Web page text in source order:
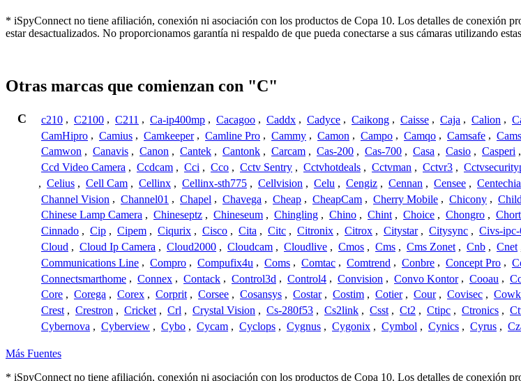
* iSpyConnect no tiene afiliación, conexión ni asociación con los productos de Copa 10. Los detalles de conexión
estar desactualizados. No proporcionamos garantía ni respaldo de que pueda conectarse a sus cámaras utilizando
Otras marcas que comienzan con "C"
C c210 , C2100 , C211 , Ca-ip400mp , Cacagoo , Caddx , Cadyce , Caikong , Caisse , Caja , Calion ,
CamHipro , Camius , Camkeeper , Camline Pro , Cammy , Camon , Campo , Camqo , Camsafe ,
Camwon , Canavis , Canon , Cantek , Cantonk , Carcam , Cas-200 , Cas-700 , Casa , Casio , Casperi ,
Ccd Video Camera , Ccdcam , Cci , Cco , Cctv Sentry , Cctvhotdeals , Cctvman , Cctvr3 ,
, Celius , Cell Cam , Cellinx , Cellinx-sth775 , Cellvision , Celu , Cengiz , Cennan , Censee , Centechia
Channel Vision , Channel01 , Chapel , Chavega , Cheap , CheapCam , Cherry Mobile , Chicony ,
Chinese Lamp Camera , Chineseptz , Chineseum , Chingling , Chino , Chint , Choice , Chongro ,
Cinnado , Cip , Cipem , Ciqurix , Cisco , Cita , Citc , Citronix , Citrox , Citystar , Citysync , Civs-
Cloud , Cloud Ip Camera , Cloud2000 , Cloudcam , Cloudlive , Cmos , Cms , Cms Zonet , Cnb , Cnet
Communications Line , Compro , Compufix4u , Coms , Comtac , Comtrend , Conbre , Concept Pro ,
Connectsmarthome , Connex , Contack , Control3d , Control4 , Convision , Convo Kontor , Cooau ,
Core , Corega , Corex , Corprit , Corsee , Cosansys , Costar , Costim , Cotier , Cour , Covisec ,
Crest , Crestron , Cricket , Crl , Crystal Vision , Cs-280f53 , Cs2link , Csst , Ct2 , Ctipc , Ctronics ,
Cybernova , Cyberview , Cybo , Cycam , Cyclops , Cygnus , Cygonix , Cymbol , Cynics , Cyrus ,
Más Fuentes
* iSpyConnect no tiene afiliación, conexión ni asociación con los productos de Copa 10. Los detalles de conexión